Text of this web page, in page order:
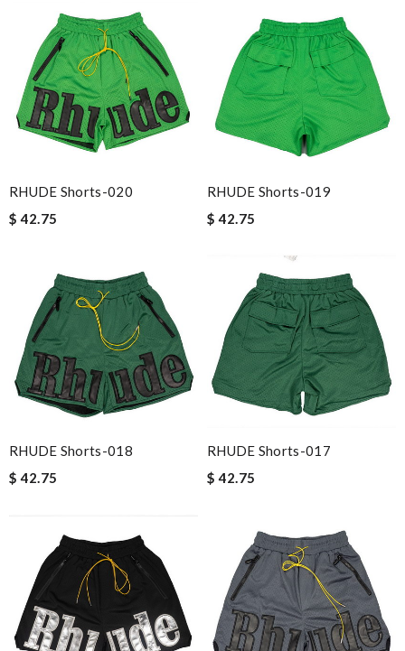
RHUDE Shorts-020
$ 42.75
RHUDE Shorts-019
$ 42.75
RHUDE Shorts-018
$ 42.75
RHUDE Shorts-017
$ 42.75